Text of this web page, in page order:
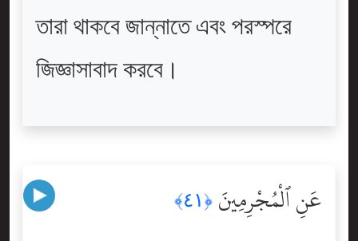
তারা থাকবে জান্নাতে এবং পরস্পরে
জিজ্ঞাসাবাদ করবে।
عَنِ ٱلْمُجْرِمِينَ ﴿٤١﴾